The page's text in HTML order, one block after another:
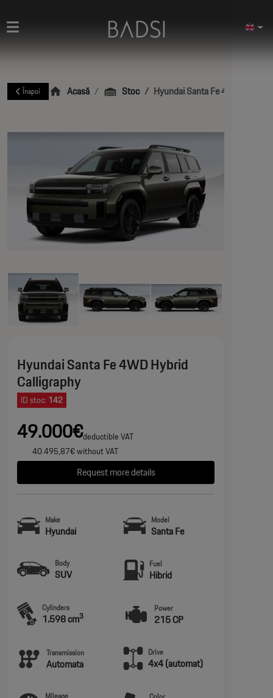
Înapoi Acasă Stoc Hyundai Santa Fe 4WD Hybrid
Hyundai Santa Fe 4WD Hybrid
Calligraphy
ID stoc: 142
49.000€deductible VAT
40.495,87€ without VAT
Request more details
Make
Hyundai
Model
Santa Fe
Body
SUV
Fuel
Hibrid
Cylinders
1.598 cm3
Power
215 CP
Transmission
Automata
Drive
4x4 (automat)